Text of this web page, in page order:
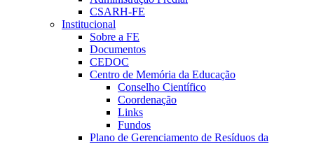
CSARH-FE
Institucional
Sobre a FE
Documentos
CEDOC
Centro de Memória da Educação
Conselho Científico
Coordenação
Links
Fundos
Plano de Gerenciamento de Resíduos da